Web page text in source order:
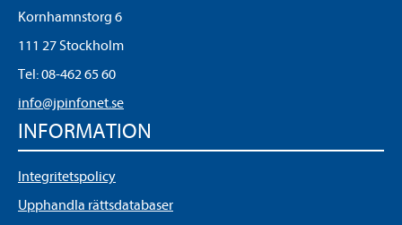
Kornhamnstorg 6
111 27 Stockholm
Tel:08-462 65 60
info@jpinfonet.se
INFORMATION
Integritetspolicy
Upphandla rättsdatabaser